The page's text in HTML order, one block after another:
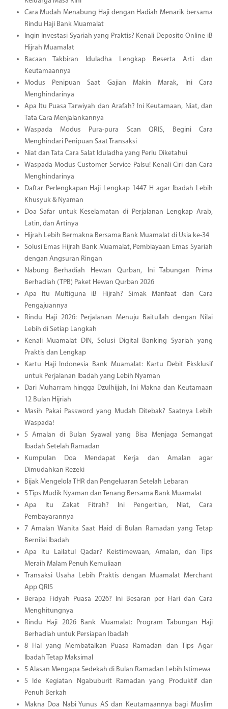
Cara Mudah Menabung Haji dengan Hadiah Menarik bersama
Rindu Haji Bank Muamalat
Ingin Investasi Syariah yang Praktis? Kenali Deposito Online iB
Hijrah Muamalat
Bacaan Takbiran Iduladha Lengkap Beserta Arti dan
Keutamaannya
Modus Penipuan Saat Gajian Makin Marak, Ini Cara
Menghindarinya
Apa Itu Puasa Tarwiyah dan Arafah? Ini Keutamaan, Niat, dan
Tata Cara Menjalankannya
Waspada Modus Pura-pura Scan QRIS, Begini Cara
Menghindari Penipuan Saat Transaksi
Niat dan Tata Cara Salat Iduladha yang Perlu Diketahui
Waspada Modus Customer Service Palsu! Kenali Ciri dan Cara
Menghindarinya
Daftar Perlengkapan Haji Lengkap 1447 H agar Ibadah Lebih
Khusyuk & Nyaman
Doa Safar untuk Keselamatan di Perjalanan Lengkap Arab,
Latin, dan Artinya
Hijrah Lebih Bermakna Bersama Bank Muamalat di Usia ke-34
Solusi Emas Hijrah Bank Muamalat, Pembiayaan Emas Syariah
dengan Angsuran Ringan
Nabung Berhadiah Hewan Qurban, Ini Tabungan Prima
Berhadiah (TPB) Paket Hewan Qurban 2026
Apa Itu Multiguna iB Hijrah? Simak Manfaat dan Cara
Pengajuannya
Rindu Haji 2026: Perjalanan Menuju Baitullah dengan Nilai
Lebih di Setiap Langkah
Kenali Muamalat DIN, Solusi Digital Banking Syariah yang
Praktis dan Lengkap
Kartu Haji Indonesia Bank Muamalat: Kartu Debit Eksklusif
untuk Perjalanan Ibadah yang Lebih Nyaman
Dari Muharram hingga Dzulhijjah, Ini Makna dan Keutamaan
12 Bulan Hijriah
Masih Pakai Password yang Mudah Ditebak? Saatnya Lebih
Waspada!
5 Amalan di Bulan Syawal yang Bisa Menjaga Semangat
Ibadah Setelah Ramadan
Kumpulan Doa Mendapat Kerja dan Amalan agar
Dimudahkan Rezeki
Bijak Mengelola THR dan Pengeluaran Setelah Lebaran
5 Tips Mudik Nyaman dan Tenang Bersama Bank Muamalat
Apa Itu Zakat Fitrah? Ini Pengertian, Niat, Cara
Pembayarannya
7 Amalan Wanita Saat Haid di Bulan Ramadan yang Tetap
Bernilai Ibadah
Apa Itu Lailatul Qadar? Keistimewaan, Amalan, dan Tips
Meraih Malam Penuh Kemuliaan
Transaksi Usaha Lebih Praktis dengan Muamalat Merchant
App QRIS
Berapa Fidyah Puasa 2026? Ini Besaran per Hari dan Cara
Menghitungnya
Rindu Haji 2026 Bank Muamalat: Program Tabungan Haji
Berhadiah untuk Persiapan Ibadah
8 Hal yang Membatalkan Puasa Ramadan dan Tips Agar
Ibadah Tetap Maksimal
5 Alasan Mengapa Sedekah di Bulan Ramadan Lebih Istimewa
5 Ide Kegiatan Ngabuburit Ramadan yang Produktif dan
Penuh Berkah
Makna Doa Nabi Yunus AS dan Keutamaannya bagi Muslim